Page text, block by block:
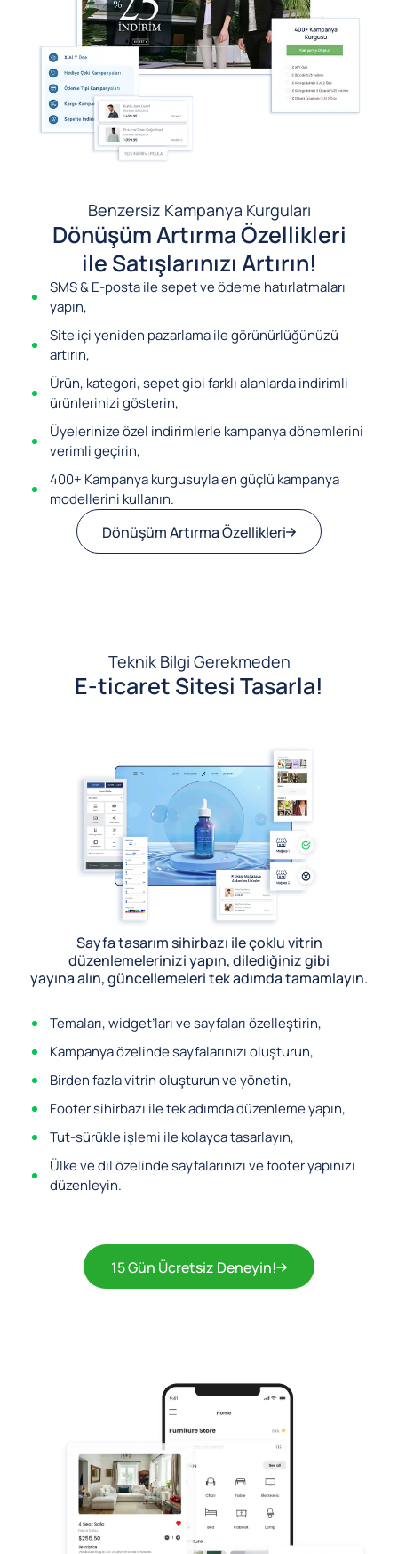
Benzersiz Kampanya Kurguları
Dönüşüm Artırma Özellikleri
ile Satışlarınızı Artırın!
SMS & E-posta ile sepet ve ödeme hatırlatmaları
yapın,
Site içi yeniden pazarlama ile görünürlüğünüzü
artırın,
Ürün, kategori, sepet gibi farklı alanlarda indirimli
ürünlerinizi gösterin,
Üyelerinize özel indirimlerle kampanya dönemlerini
verimli geçirin,
400+ Kampanya kurgusuyla en güçlü kampanya
modellerini kullanın.
Dönüşüm Artırma Özellikleri
Teknik Bilgi Gerekmeden
E-ticaret Sitesi Tasarla!
Sayfa tasarım sihirbazı ile çoklu vitrin
düzenlemelerinizi yapın, dilediğiniz gibi
yayına alın, güncellemeleri tek adımda tamamlayın.
Temaları, widget’ları ve sayfaları özelleştirin,
Kampanya özelinde sayfalarınızı oluşturun,
Birden fazla vitrin oluşturun ve yönetin,
Footer sihirbazı ile tek adımda düzenleme yapın,
Tut-sürükle işlemi ile kolayca tasarlayın,
Ülke ve dil özelinde sayfalarınızı ve footer yapınızı
düzenleyin.
15 Gün Ücretsiz Deneyin!